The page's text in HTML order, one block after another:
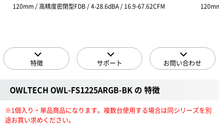
120mm / 高精度密閉型FDB / 4-28.6dBA / 16.9-67.62CFM
特徴 サポート お問い合わせ
OWLTECH OWL-FS1225ARGB-BK の 特徴
※1個入り・単品商品になります。複数台使用する場合は同シリーズを別
途お買い求めください。